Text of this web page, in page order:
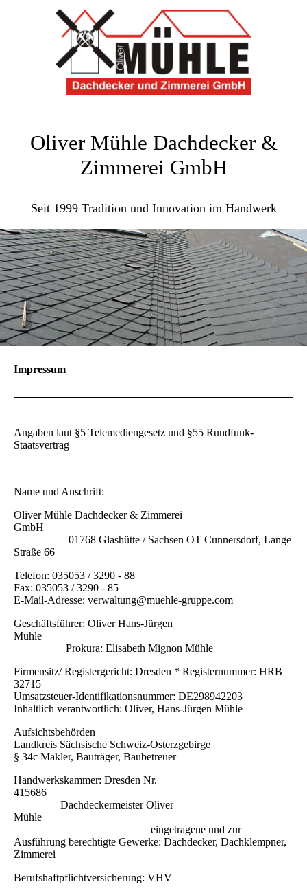
Oliver Mühle Dachdecker &
Zimmerei GmbH
Seit 1999 Tradition und Innovation im Handwerk
Impressum
Angaben laut §5 Telemediengesetz und §55 Rundfunk-
Staatsvertrag
Name und Anschrift:
Oliver Mühle Dachdecker & Zimmerei
GmbH
01768 Glashütte / Sachsen OT Cunnersdorf, Lange
Straße 66
Telefon: 035053 / 3290 - 88
Fax: 035053 / 3290 - 85
E-Mail-Adresse: verwaltung@muehle-gruppe.com
Geschäftsführer: Oliver Hans-Jürgen
Mühle
Prokura: Elisabeth Mignon Mühle
Firmensitz/ Registergericht: Dresden * Registernummer: HRB
32715
Umsatzsteuer-Identifikationsnummer: DE298942203
Inhaltlich verantwortlich: Oliver, Hans-Jürgen Mühle
Aufsichtsbehörden
Landkreis Sächsische Schweiz-Osterzgebirge
§ 34c Makler, Bauträger, Baubetreuer
Handwerkskammer: Dresden Nr.
415686
Dachdeckermeister Oliver
Mühle
eingetragene und zur
Ausführung berechtigte Gewerke: Dachdecker, Dachklempner,
Zimmerei
Berufshaftpflichtversicherung: VHV